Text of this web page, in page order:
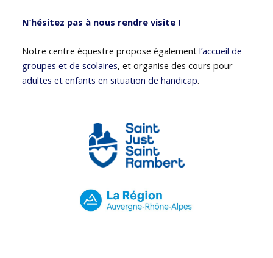
N’hésitez pas à nous rendre visite !
Notre centre équestre propose égalementl’accueil de
groupes et de scolaires, et organise des cours pour
adultes et enfants en situation de handicap.